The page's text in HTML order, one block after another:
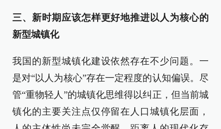
三、新时期应该怎样更好地推进以人为核心的
新型城镇化
我国的新型城镇化建设依然存在不少问题。一
是对“以人为核心”存在一定程度的认知偏误。尽
管“重物轻人”的城镇化思维得以纠正，但当前城
镇化的主要关注点仅停留在人口城镇化层面，